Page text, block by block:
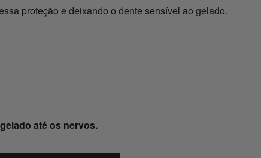
proteção e deixando o dente sensível ao gelado.
até os nervos.